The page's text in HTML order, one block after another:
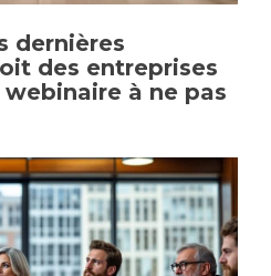
dernières
des entreprises
à ne pas